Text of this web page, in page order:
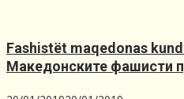
Fashistët maqedonas
Македонските фашисти